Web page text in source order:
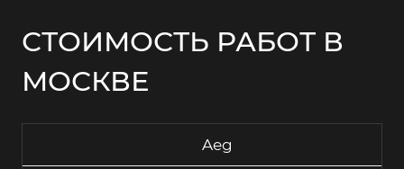
СТОИМОСТЬ РАБОТ В
МОСКВЕ
Aeg